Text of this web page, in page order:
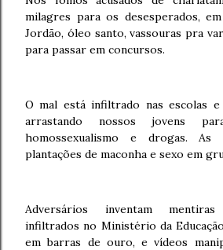
milagres para os desesperados,
Jordão, óleo santo, vassouras pra
para passar em concursos.
O mal está infiltrado nas escolas e
arrastando nossos jovens
homossexualismo e drogas. As
plantações de maconha e sexo em
Adversários inventam
infiltrados no Ministério da
em barras de ouro, e vídeos